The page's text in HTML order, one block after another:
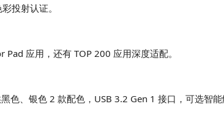
投射认证。
应用，还有 TOP 200 应用深度适配。
、银色 2 款配色，USB 3.2 Gen 1 接口，可选智能